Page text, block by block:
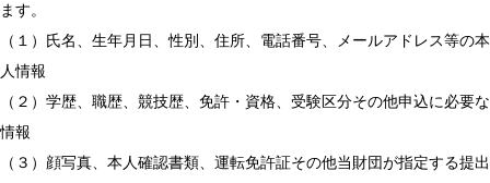
ます。
（１）氏名、生年月日、性別、住所、電話番号、メールアドレス等の本
人情報
（２）学歴、職歴、競技歴、免許・資格、受験区分その他申込に必要な
情報
（３）顔写真、本人確認書類、運転免許証その他当財団が指定する提出